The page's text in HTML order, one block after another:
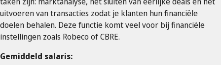
uitvoeren van transacties zodat je klanten hun financiële
doelen behalen. Deze functie komt veel voor bij financiële
instellingen zoals Robeco of CBRE.
Gemiddeld salaris: